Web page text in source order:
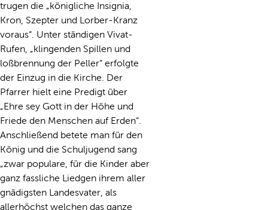
trugen die „königliche Insignia,
Kron, Szepter und Lorber-Kranz
voraus“. Unter ständigen Vivat-
Rufen, „klingenden Spillen und
loßbrennung der Peller“ erfolgte
der Einzug in die Kirche. Der
Pfarrer hielt eine Predigt über
„Ehre sey Gott in der Höhe und
Friede den Menschen auf Erden“.
Anschließend betete man für den
König und die Schuljugend sang
„zwar populare, für die Kinder aber
ganz fassliche Liedgen ihrem aller
gnädigsten Landesvater, als
allerhöchst welchen das ganze